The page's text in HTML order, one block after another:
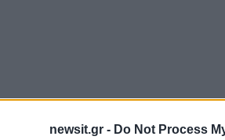
newsit.gr - Do Not Process